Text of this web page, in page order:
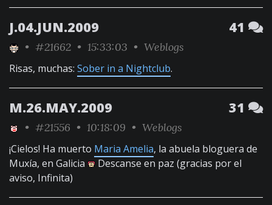
J.04.JUN.2009 41
• #21662 • 15:33:03 • Weblogs
Risas, muchas: Sober in a Nightclub.
M.26.MAY.2009 31
• #21556 • 10:18:09 • Weblogs
¡Cielos! Ha muerto Maria Amelia, la abuela bloguera de
Muxía, en Galicia
Descanse en paz (gracias por el
aviso, Infinita)